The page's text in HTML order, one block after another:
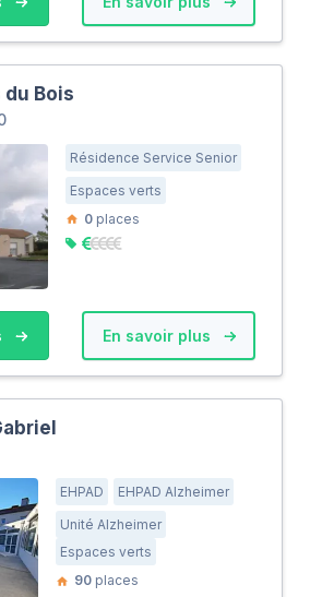
du Bois
Résidence Service Senior
Espaces verts
0 places
En savoir plus
EHPAD
EHPAD Alzheimer
Unité Alzheimer
Espaces verts
90 places